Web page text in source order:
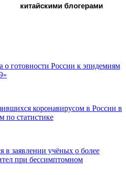
китайскими блогерами
о готовности России к эпидемиям
коронавирусом в России в
по статистике
в заявлении учёных о более
при бессимптомном